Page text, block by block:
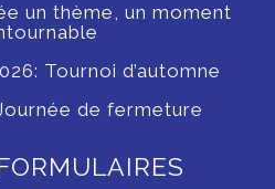
un thème, un moment
Tournoi d’automne
de fermeture